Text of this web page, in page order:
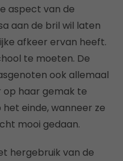
aspect van de
aan de bril wil laten
afkeer ervan heeft.
te moeten. De
ook allemaal
haar gemak te
einde, wanneer ze
mooi gedaan.
hergebruik van de